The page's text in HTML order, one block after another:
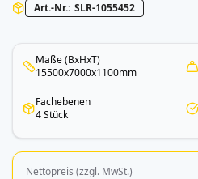
Art.-Nr. SLR-1055452
Maße (BxHxT)
15500x7000x1100mm
Fachebenen
4 Stück
Nettopreis (zzgl. MwSt.)